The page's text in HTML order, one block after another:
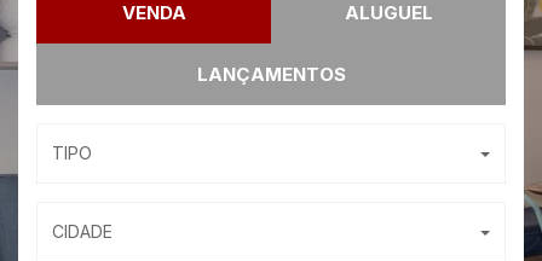
VENDA ALUGUEL
LANÇAMENTOS
TIPO
CIDADE